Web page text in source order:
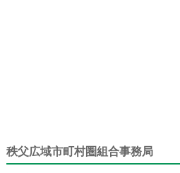
秩父広域市町村圏組合事務局